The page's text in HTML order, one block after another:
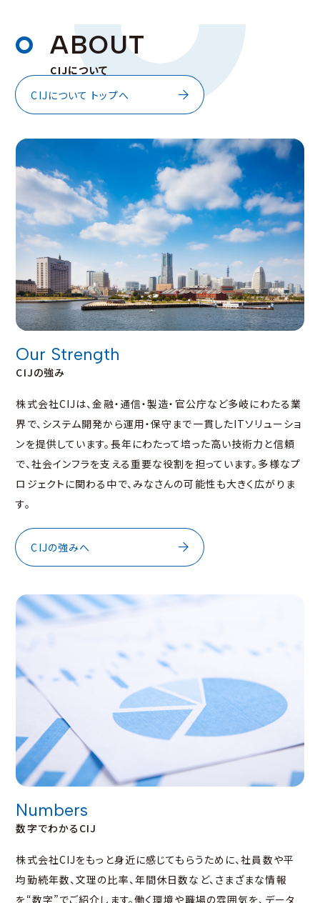
ABOUT
CIJについて
CIJについて トップへ
Our Strength
CIJの強み
株式会社CIJは、金融・通信・製造・官公庁など多岐にわたる業
界で、システム開発から運用・保守まで一貫したITソリューショ
ンを提供しています。長年にわたって培った高い技術力と信頼
で、社会インフラを支える重要な役割を担っています。多様なプ
ロジェクトに関わる中で、みなさんの可能性も大きく広がりま
す。
CIJの強みへ
Numbers
数字でわかるCIJ
株式会社CIJをもっと身近に感じてもらうために、社員数や平
均勤続年数、文理の比率、年間休日数など、さまざまな情報
を“数字”でご紹介します。働く環境や職場の雰囲気を、データ